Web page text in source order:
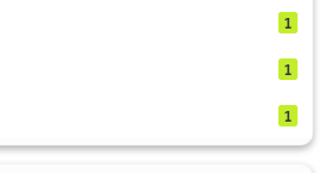
1
1
1